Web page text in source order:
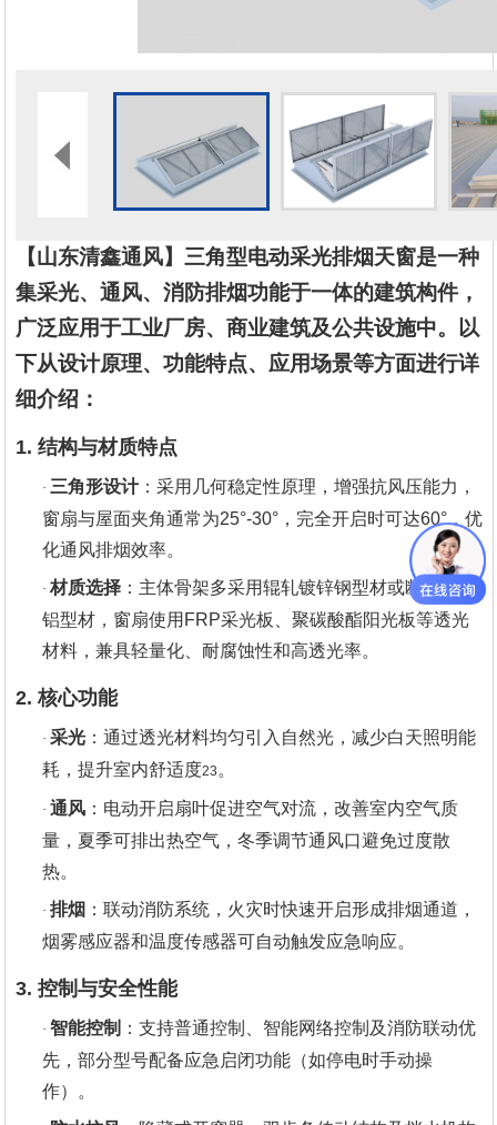
【山东清鑫通风】 三角型电动采光排烟天窗是一种
集采光、通风、消防排烟功能于一体的建筑构件，
广泛应用于工业厂房、商业建筑及公共设施中。以
下从设计原理、功能特点、应用场景等方面进行详
细介绍：
1. 结构与材质特点
· 三角形设计 ‌：采用几何稳定性原理，增强抗风压能力，
窗扇与屋面夹角通常为25°-30°，完全开启时可达60°，优
化通风排烟效率‌。
·材质选择 ‌：主体骨架多采用辊轧镀锌钢型材或断桥节能
铝型材，窗扇使用FRP采光板、聚碳酸酯阳光板等透光
材料，兼具轻量化、耐腐蚀性和高透光率‌。
2. 核心功能
·采光 ‌：通过透光材料均匀引入自然光，减少白天照明能
耗，提升室内舒适度‌23 。
·通风 ‌：电动开启扇叶促进空气对流，改善室内空气质
量，夏季可排出热空气，冬季调节通风口避免过度散
热‌。
·排烟 ‌：联动消防系统，火灾时快速开启形成排烟通道，
烟雾感应器和温度传感器可自动触发应急响应‌。
3. 控制与安全性能
·智能控制 ‌：支持普通控制、智能网络控制及消防联动优
先，部分型号配备应急启闭功能（如停电时手动操
作）。